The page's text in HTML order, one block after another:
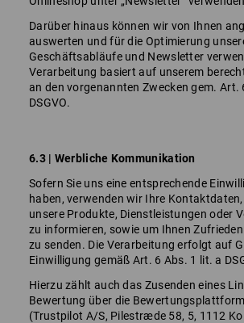
Darüber hinaus können wir von Ihnen
auswerten und für die Optimierung
Geschäftsabläufe und Newsletter
Verarbeitung basiert auf unserem
an den vorgenannten Zwecken gem. Art.
DSGVO.
6.3 | Werbliche Kommunikation
Sofern Sie uns eine entsprechende
haben, verwenden wir Ihre
unsere Produkte, Dienstleistungen oder
zu informieren, sowie um Ihnen
zu senden. Die Verarbeitung erfolgt auf
Einwilligung gemäß Art. 6 Abs. 1 lit. a
Hierzu zählt auch das Zusenden eines
Bewertung über die
(Trustpilot A/S, Pilestræde 58, 5, 1112